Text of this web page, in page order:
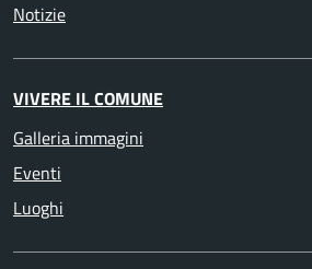
Notizie
VIVERE IL COMUNE
Galleria immagini
Eventi
Luoghi